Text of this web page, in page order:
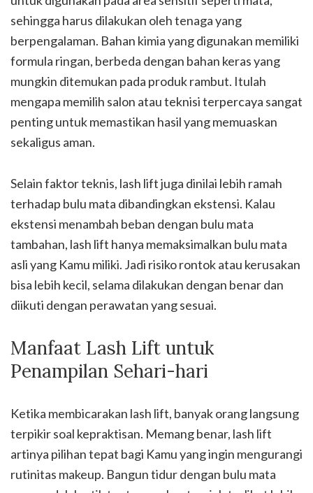
sehingga harus dilakukan oleh tenaga yang
berpengalaman. Bahan kimia yang digunakan memiliki
formula ringan, berbeda dengan bahan keras yang
mungkin ditemukan pada produk rambut. Itulah
mengapa memilih salon atau teknisi terpercaya sangat
penting untuk memastikan hasil yang memuaskan
sekaligus aman.
Selain faktor teknis, lash lift juga dinilai lebih ramah
terhadap bulu mata dibandingkan ekstensi. Kalau
ekstensi menambah beban dengan bulu mata
tambahan, lash lift hanya memaksimalkan bulu mata
asli yang Kamu miliki. Jadi risiko rontok atau kerusakan
bisa lebih kecil, selama dilakukan dengan benar dan
diikuti dengan perawatan yang sesuai.
Manfaat Lash Lift untuk
Penampilan Sehari-hari
Ketika membicarakan lash lift, banyak orang langsung
terpikir soal kepraktisan. Memang benar, lash lift
artinya pilihan tepat bagi Kamu yang ingin mengurangi
rutinitas makeup. Bangun tidur dengan bulu mata